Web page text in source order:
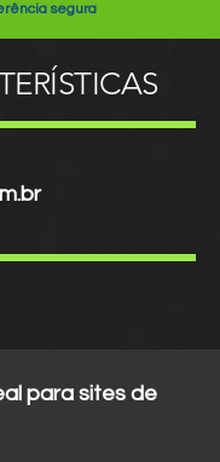
segura
para sites de